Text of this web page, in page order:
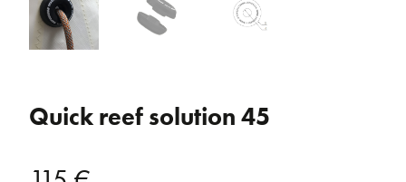
Quick reef solution 45